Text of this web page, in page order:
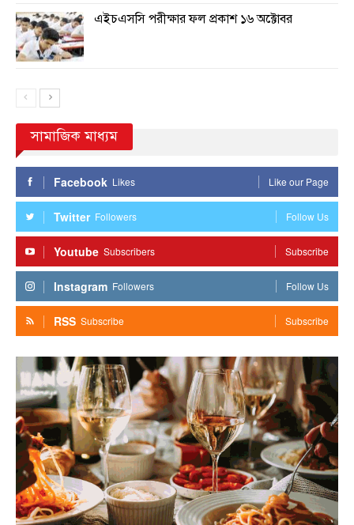
এইচএসসি পরীক্ষার ফল প্রকাশ ১৬ অক্টোবর
সামাজিক মাধ্যম
Facebook Likes Like our Page
Twitter Followers Follow Us
Youtube Subscribers Subscribe
Instagram Followers Follow Us
RSS Subscribe Subscribe